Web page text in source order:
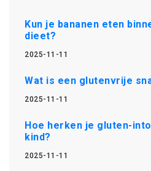
Kun je bananen eten
dieet?
2025-11-11
Wat is een glutenvrije
2025-11-11
Hoe herken je gluten-
kind?
2025-11-11